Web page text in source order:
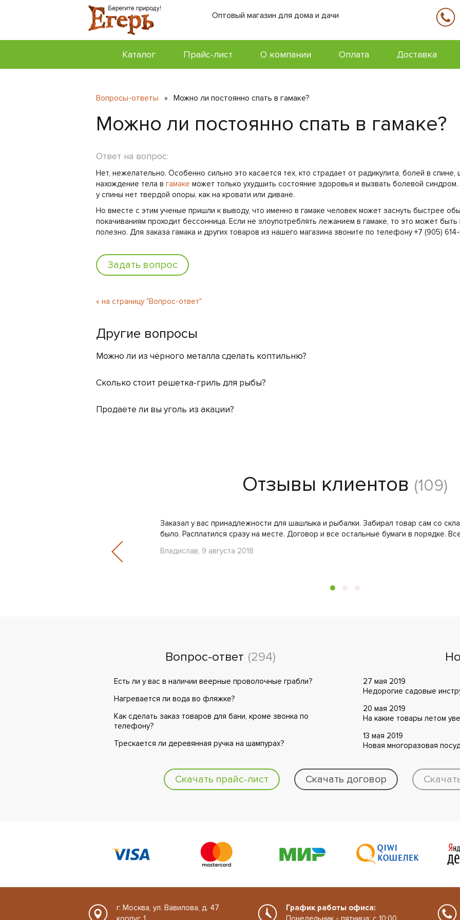
Оптовый магазин для дома и дачи
Каталог Прайс-лист О компании Оплата Доставка
Вопросы-ответы » Можно ли постоянно спать в гамаке?
Можно ли постоянно спать в гамаке?
Ответ на вопрос:
Нет, нежелательно. Особенно сильно это касается тех, кто страдает от радикулита, болей в
нахождение тела в гамаке может только ухудшить состояние здоровья и вызвать болевой синдром.
у спины нет твердой опоры, как на кровати или диване.
Но вместе с этим ученые пришли к выводу, что именно в гамаке человек может заснуть быстрее
покачиваниям проходит бессонница. Если не злоупотреблять лежанием в гамаке, то это может
полезно. Для заказа гамака и других товаров из нашего магазина звоните по телефону +7 (905)
Задать вопрос
« на страницу "Вопрос-ответ"
Другие вопросы
Можно ли из чёрного металла сделать коптильню?
Сколько стоит решетка-гриль для рыбы?
Продаете ли вы уголь из акации?
Отзывы клиентов (109)
Заказал у вас принадлежности для шашлыка и рыбалки. Забирал товар сам со
было. Расплатился сразу на месте. Договор и все остальные бумаги в порядке.
Владислав, 9 августа 2018
Вопрос-ответ (294)
Есть ли у вас в наличии веерные проволочные грабли?
Нагревается ли вода во фляжке?
Как сделать заказ товаров для бани, кроме звонка по
телефону?
Трескается ли деревянная ручка на шампурах?
27 мая 2019
Недорогие садовые
20 мая 2019
На какие товары летом
13 мая 2019
Новая многоразовая
Скачать прайс-лист Скачать договор
г. Москва, ул. Вавилова, д. 47
График работы офиса: